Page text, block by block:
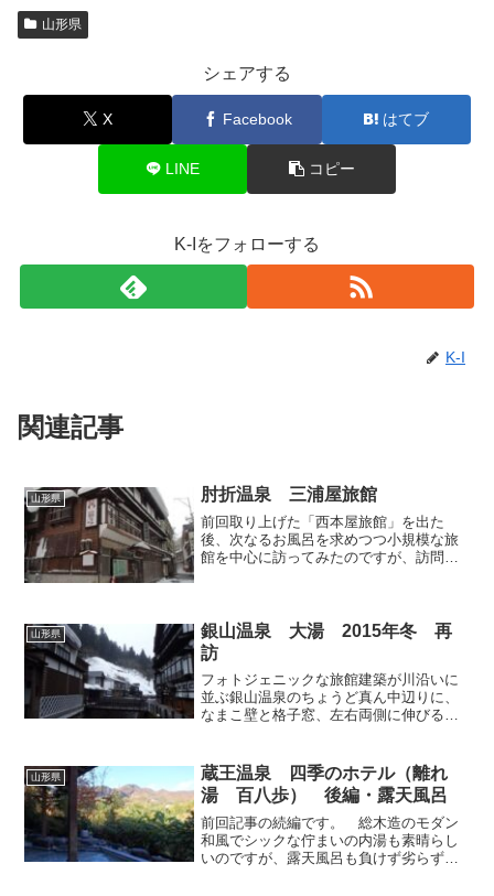
山形県
シェアする
X Facebook はてブ
LINE コピー
K-Iをフォローする
K-I
関連記事
山形県 肘折温泉 三浦屋旅館
前回取り上げた「西本屋旅館」を出た
後、次なるお風呂を求めつつ小規模な旅
館を中心に訪ってみたのですが、訪問し
さん雪掻きや雪下ろしで大わ...
山形県
銀山温泉 大湯 2015年冬 再
訪
フォトジェニックな旅館建築が川沿いに
並ぶ銀山温泉のちょうど真ん中辺りに、
なまこ壁と格子窓、左右両側に伸びるう
年前に一度取り上げておりますが（当時
の記事はこちら）、半年...
山形県
蔵王温泉 四季のホテル（離れ
湯 百八歩） 後編・露天風呂
前回記事の続編です。 総木造のモダン
和風でシックな佇まいの内湯も素晴らし
いのですが、露天風呂も負けず劣らず大